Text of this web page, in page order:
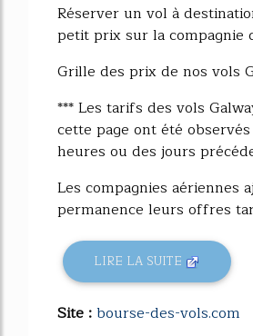
Réserver un vol à
petit prix sur la compagnie
Grille des prix de nos vols
*** Les tarifs des vols
cette page ont été
heures ou des jours
Les compagnies aériennes
permanence leurs offres
LIRE LA SUITE
Site :bourse-des-vols.com